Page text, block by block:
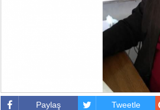
Paylaş Tweetle